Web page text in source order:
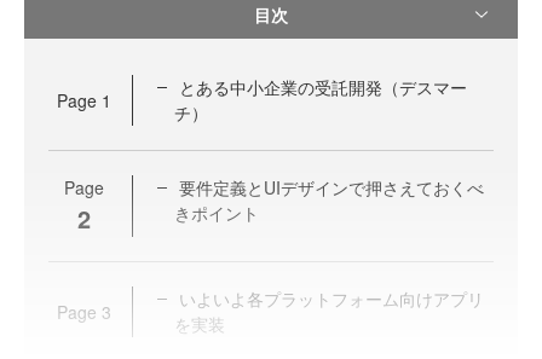
目次
Page 1
とある中小企業の受託開発（デスマー
チ）
Page
2
要件定義とUIデザインで押さえておくべ
きポイント
Page 3
いよいよ各プラットフォーム向けアプリ
を実装